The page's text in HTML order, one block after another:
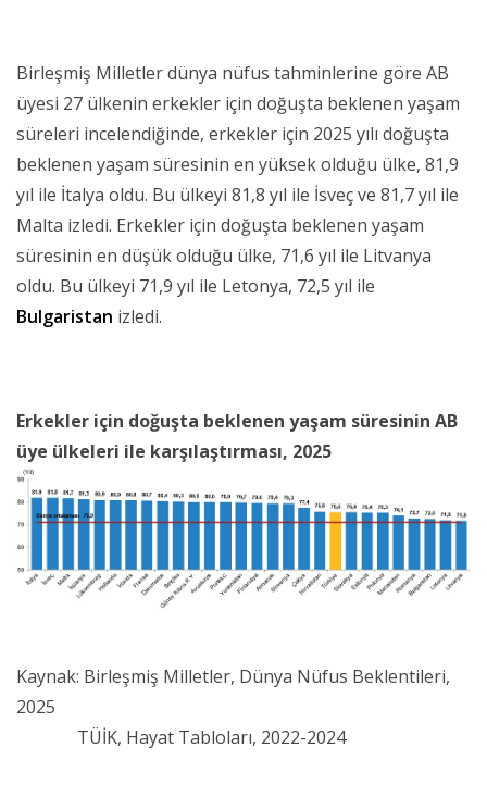
Birleşmiş Milletler dünya nüfus tahminlerine göre AB
üyesi 27 ülkenin erkekler için doğuşta beklenen yaşam
süreleri incelendiğinde, erkekler için 2025 yılı doğuşta
beklenen yaşam süresinin en yüksek olduğu ülke, 81,9
yıl ile İtalya oldu. Bu ülkeyi 81,8 yıl ile İsveç ve 81,7 yıl ile
Malta izledi. Erkekler için doğuşta beklenen yaşam
süresinin en düşük olduğu ülke, 71,6 yıl ile Litvanya
oldu. Bu ülkeyi 71,9 yıl ile Letonya, 72,5 yıl ile
Bulgaristan izledi.
Erkekler için doğuşta beklenen yaşam süresinin AB
üye ülkeleri ile karşılaştırması, 2025
Kaynak: Birleşmiş Milletler, Dünya Nüfus Beklentileri,
2025
TÜİK, Hayat Tabloları, 2022-2024